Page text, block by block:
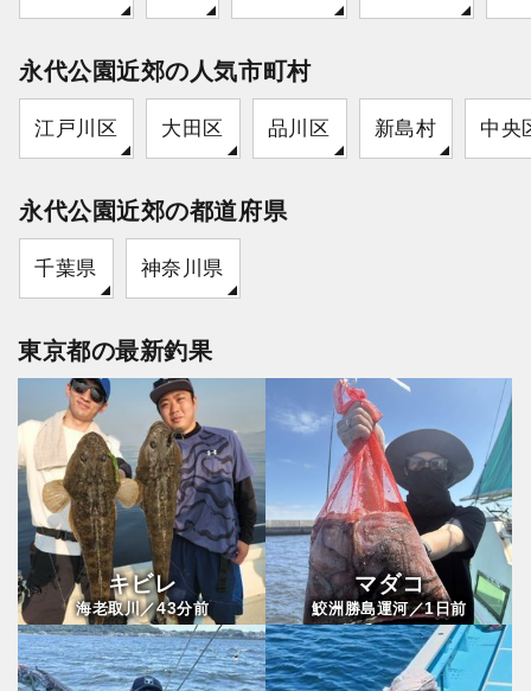
永代公園近郊の人気市町村
江戸川区 大田区 品川区 新島村 中央
永代公園近郊の都道府県
千葉県 神奈川県
東京都の最新釣果
キビレ
海老取川／43分前
マダコ
鮫洲勝島運河／1日前